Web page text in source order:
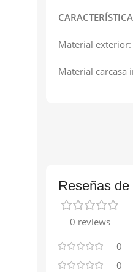
Material
Material carcasa
Reseñas
0 reviews
0
0